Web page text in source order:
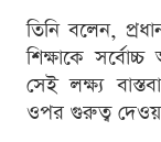
তিনি বলেন,
শিক্ষাকে
সেই লক্ষ্য
ওপর গুরুত্ব